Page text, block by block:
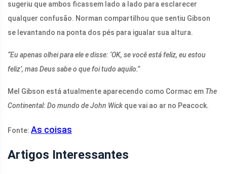
sugeriu que ambos ficassem lado a lado para esclarecer
qualquer confusão. Norman compartilhou que sentiu Gibson
se levantando na ponta dos pés para igualar sua altura.
“Eu apenas olhei para ele e disse: ‘OK, se você está feliz, eu estou
feliz’, mas Deus sabe o que foi tudo aquilo.”
Mel Gibson está atualmente aparecendo como Cormac em The
Continental: Do mundo de John Wick que vai ao ar no Peacock.
Fonte: As coisas
Artigos Interessantes